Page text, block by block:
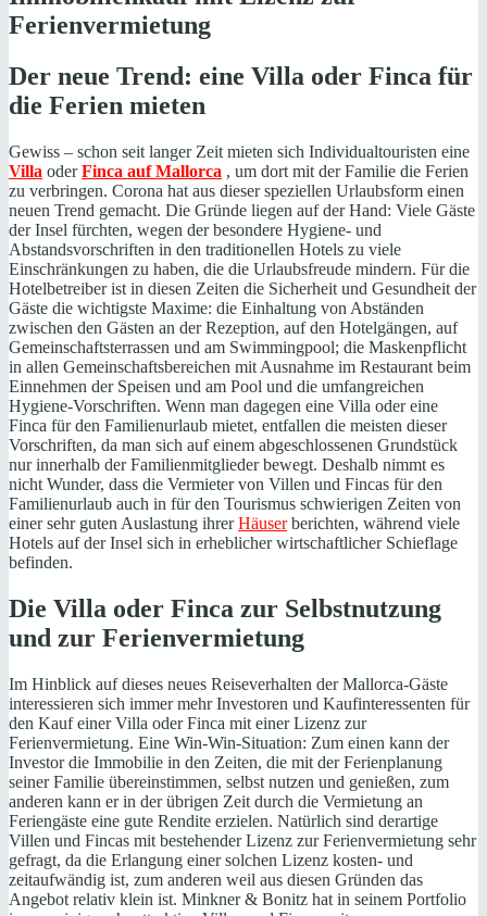
Ferienvermietung
Der neue Trend: eine Villa oder Finca für
die Ferien mieten
Gewiss – schon seit langer Zeit mieten sich Individualtouristen eine
Villa oderFinca auf Mallorca , um dort mit der Familie die Ferien
zu verbringen. Corona hat aus dieser speziellen Urlaubsform einen
neuen Trend gemacht. Die Gründe liegen auf der Hand: Viele Gäste
der Insel fürchten, wegen der besondere Hygiene- und
Abstandsvorschriften in den traditionellen Hotels zu viele
Einschränkungen zu haben, die die Urlaubsfreude mindern. Für die
Hotelbetreiber ist in diesen Zeiten die Sicherheit und Gesundheit der
Gäste die wichtigste Maxime: die Einhaltung von Abständen
zwischen den Gästen an der Rezeption, auf den Hotelgängen, auf
Gemeinschaftsterrassen und am Swimmingpool; die Maskenpflicht
in allen Gemeinschaftsbereichen mit Ausnahme im Restaurant beim
Einnehmen der Speisen und am Pool und die umfangreichen
Hygiene-Vorschriften. Wenn man dagegen eine Villa oder eine
Finca für den Familienurlaub mietet, entfallen die meisten dieser
Vorschriften, da man sich auf einem abgeschlossenen Grundstück
nur innerhalb der Familienmitglieder bewegt. Deshalb nimmt es
nicht Wunder, dass die Vermieter von Villen und Fincas für den
Familienurlaub auch in für den Tourismus schwierigen Zeiten von
einer sehr guten Auslastung ihrerHäuserberichten, während viele
Hotels auf der Insel sich in erheblicher wirtschaftlicher Schieflage
befinden.
Die Villa oder Finca zur Selbstnutzung
und zur Ferienvermietung
Im Hinblick auf dieses neues Reiseverhalten der Mallorca-Gäste
interessieren sich immer mehr Investoren und Kaufinteressenten für
den Kauf einer Villa oder Finca mit einer Lizenz zur
Ferienvermietung. Eine Win-Win-Situation: Zum einen kann der
Investor die Immobilie in den Zeiten, die mit der Ferienplanung
seiner Familie übereinstimmen, selbst nutzen und genießen, zum
anderen kann er in der übrigen Zeit durch die Vermietung an
Feriengäste eine gute Rendite erzielen. Natürlich sind derartige
Villen und Fincas mit bestehender Lizenz zur Ferienvermietung sehr
gefragt, da die Erlangung einer solchen Lizenz kosten- und
zeitaufwändig ist, zum anderen weil aus diesen Gründen das
Angebot relativ klein ist. Minkner & Bonitz hat in seinem Portfolio